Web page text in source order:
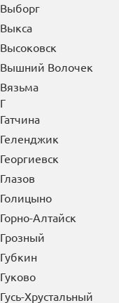
Выборг
Выкса
Высоковск
Вышний Волочек
Вязьма
Г
Гатчина
Геленджик
Георгиевск
Глазов
Голицыно
Горно-Алтайск
Грозный
Губкин
Гуково
Гусь-Хрустальный